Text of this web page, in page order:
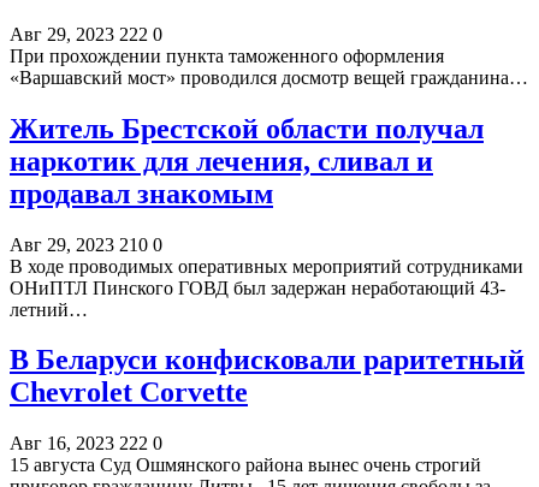
Авг 29, 2023 222 0
При прохождении пункта таможенного оформления
«Варшавский мост» проводился досмотр вещей гражданина…
Житель Брестской области получал
наркотик для лечения, сливал и
продавал знакомым
Авг 29, 2023 210 0
В ходе проводимых оперативных мероприятий сотрудниками
ОНиПТЛ Пинского ГОВД был задержан неработающий 43-
летний…
В Беларуси конфисковали раритетный
Chevrolet Corvette
Авг 16, 2023 222 0
15 августа Суд Ошмянского района вынес очень строгий